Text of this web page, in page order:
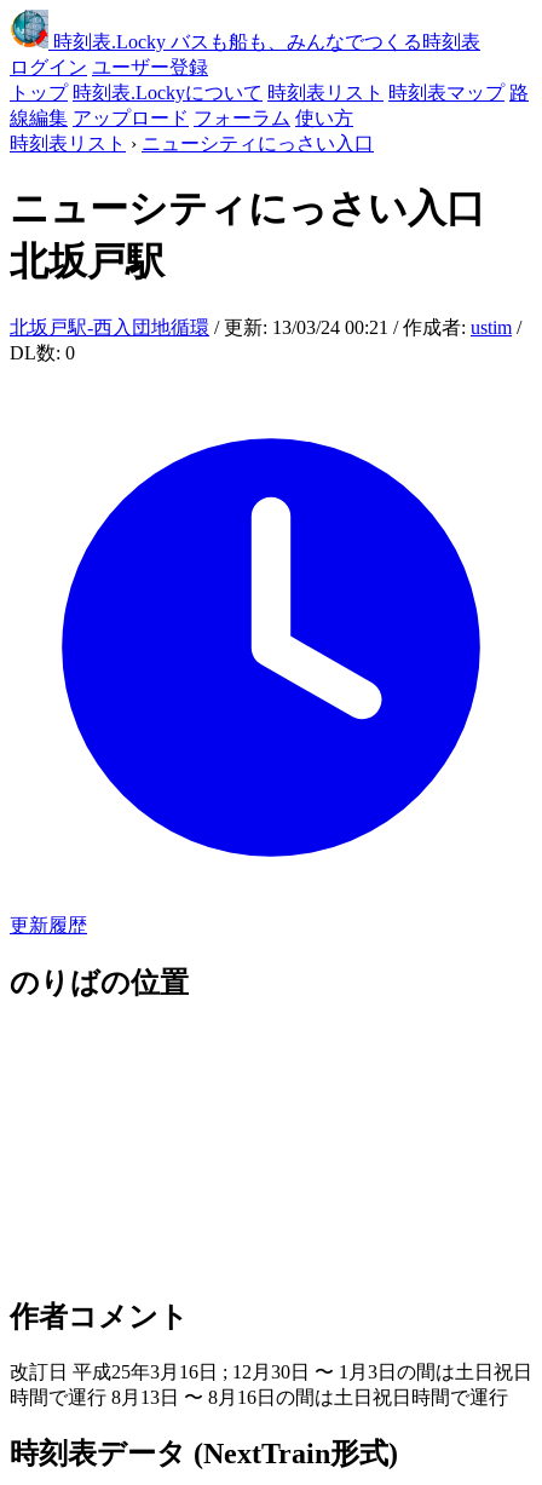
時刻表.Locky バスも船も、みんなでつくる時刻表
ログイン ユーザー登録
トップ 時刻表.Lockyについて 時刻表リスト 時刻表マップ 路
線編集 アップロード フォーラム 使い方
時刻表リスト › ニューシティにっさい入口
ニューシティにっさい入口
北坂戸駅
北坂戸駅-西入団地循環 / 更新: 13/03/24 00:21 / 作成者: ustim /
DL数: 0
更新履歴
のりばの位置
作者コメント
改訂日 平成25年3月16日 ; 12月30日 〜 1月3日の間は土日祝日
時間で運行 8月13日 〜 8月16日の間は土日祝日時間で運行
時刻表データ (NextTrain形式)